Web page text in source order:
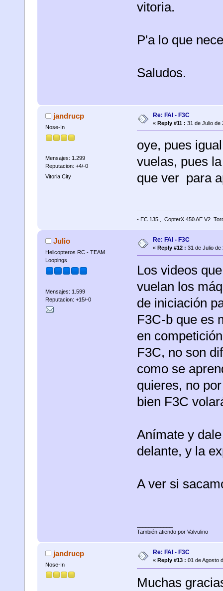
vitoria.
P'a lo que
Saludos.
jandrucp
Nose-In
Mensajes: 1.299
Reputacion: +4/-0
Vitoria City
Re: FAI - F3C
« Reply #11 : 31 de Julio de
oye, pues
vuelas, pues
que ver para
- EC 135 , CopterX 450 AE V2
Julio
Helicopteros RC - TEAM
Loopings
Mensajes: 1.599
Reputacion: +15/-0
Re: FAI - F3C
« Reply #12 : 31 de Julio de
Los videos
vuelan los
de iniciación
F3C-b que es
en
F3C, no son
como se
quieres, no
bien F3C
Anímate y
delante, y la
A ver si
También atiendo por Valvulino
jandrucp
Nose-In
Re: FAI - F3C
« Reply #13 : 01 de Agosto
Muchas